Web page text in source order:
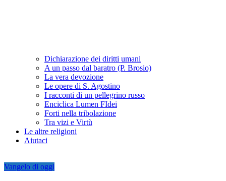
Dichiarazione dei diritti umani
A un passo dal baratro (P. Brosio)
La vera devozione
Le opere di S. Agostino
I racconti di un pellegrino russo
Enciclica Lumen FIdei
Forti nella tribolazione
Tra vizi e Virtù
Le altre religioni
Aiutaci
Vangelo di oggi